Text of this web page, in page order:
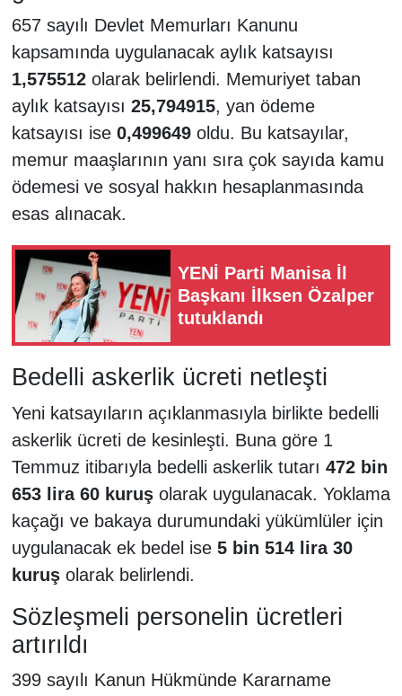
657 sayılı Devlet Memurları Kanunu
kapsamında uygulanacak aylık katsayısı
1,575512olarak belirlendi. Memuriyet taban
aylık katsayısı 25,794915, yan ödeme
katsayısı ise 0,499649oldu. Bu katsayılar,
memur maaşlarının yanı sıra çok sayıda kamu
ödemesi ve sosyal hakkın hesaplanmasında
esas alınacak.
YENİ Parti Manisa İl
Başkanı İlksen Özalper
tutuklandı
Bedelli askerlik ücreti netleşti
Yeni katsayıların açıklanmasıyla birlikte bedelli
askerlik ücreti de kesinleşti. Buna göre 1
Temmuz itibarıyla bedelli askerlik tutarı 472 bin
653 lira 60 kuruşolarak uygulanacak. Yoklama
kaçağı ve bakaya durumundaki yükümlüler için
uygulanacak ek bedel ise 5 bin 514 lira 30
kuruşolarak belirlendi.
Sözleşmeli personelin ücretleri
artırıldı
399 sayılı Kanun Hükmünde Kararname